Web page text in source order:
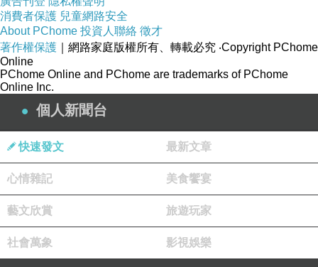
消費者保護 兒童網路安全
About PChome 投資人聯絡 徵才
著作權保護 ｜網路家庭版權所有、轉載必究 ‧Copyright PChome
Online
PChome Online and PChome are trademarks of PChome
Online Inc.
個人新聞台
快速發文 最新文章
心情雜記 美食饗宴
藝文欣賞 旅遊玩家
社會萬象 影視娛樂